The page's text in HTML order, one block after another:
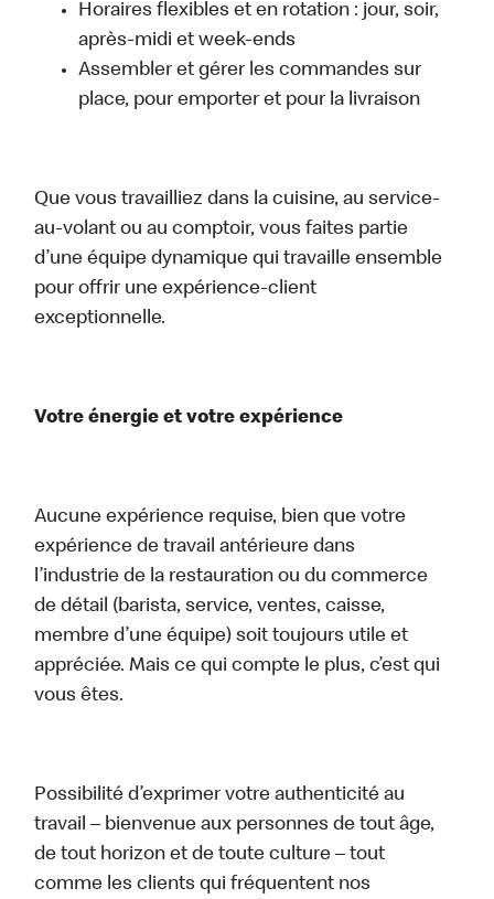
Horaires flexibles et en rotation : jour, soir,
après-midi et week-ends
Assembler et gérer les commandes sur
place, pour emporter et pour la livraison
Que vous travailliez dans la cuisine, au service-
au-volant ou au comptoir, vous faites partie
d’une équipe dynamique qui travaille ensemble
pour offrir une expérience-client
exceptionnelle.
Votre énergie et votre expérience
Aucune expérience requise, bien que votre
expérience de travail antérieure dans
l’industrie de la restauration ou du commerce
de détail (barista, service, ventes, caisse,
membre d’une équipe) soit toujours utile et
appréciée. Mais ce qui compte le plus, c’est qui
vous êtes.
Possibilité d’exprimer votre authenticité au
travail – bienvenue aux personnes de tout âge,
de tout horizon et de toute culture – tout
comme les clients qui fréquentent nos